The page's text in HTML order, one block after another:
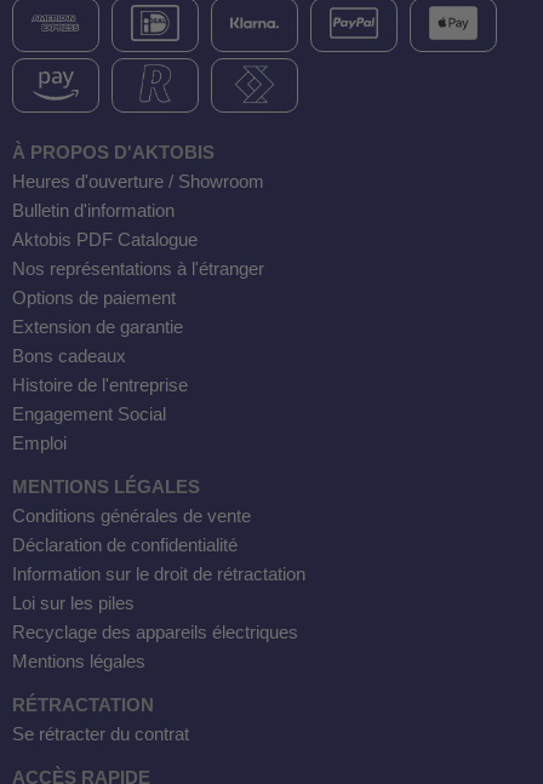
AF500B
À PROPOS D'AKTOBIS
Heures d'ouverture / Showroom
Bulletin d'information
Aktobis PDF Catalogue
Nos représentations à l'étranger
Options de paiement
Extension de garantie
Bons cadeaux
Histoire de l'entreprise
Engagement Social
Emploi
MENTIONS LÉGALES
Conditions générales de vente
Déclaration de confidentialité
Information sur le droit de rétractation
Loi sur les piles
Recyclage des appareils électriques
Mentions légales
RÉTRACTATION
Se rétracter du contrat
ACCÈS RAPIDE